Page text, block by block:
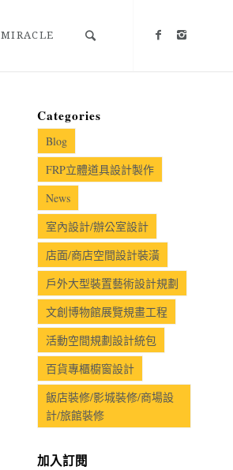
MIRACLE
Categories
Blog
FRP立體道具設計製作
News
室內設計/辦公室設計
店面/商店空間設計裝潢
戶外大型裝置藝術設計規劃
文創博物館展覽規畫工程
活動空間規劃設計統包
百貨專櫃櫥窗設計
飯店裝修/影城裝修/商場設
計/旅館裝修
加入訂閱